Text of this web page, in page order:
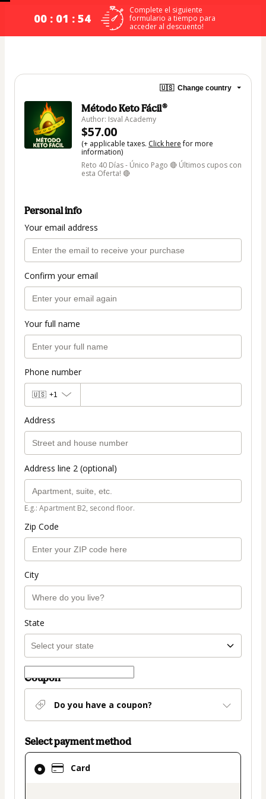
00 : 01 : 54
Complete el siguiente
formulario a tiempo para
acceder al descuento!
🇺🇸 Change country
Método Keto Fácil®
Author: Isval Academy
$57.00
(+ applicable taxes. Click herefor more
information)
Reto 40 Días - Único Pago 🔴 Últimos cupos con
esta Oferta! 🔴
Personal info
Your email address
Confirm your email
Your full name
Phone number
🇺🇸 +1
Address
Address line 2 (optional)
E.g.: Apartment B2, second floor.
Zip Code
City
State
Coupon
Do you have a coupon?
Select payment method
Card
Card
selected